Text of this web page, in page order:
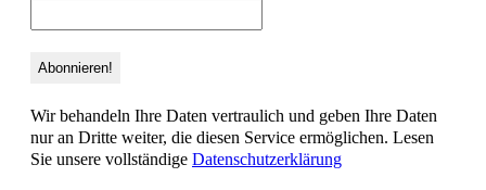
Wir behandeln Ihre Daten vertraulich und geben Ihre Daten
nur an Dritte weiter, die diesen Service ermöglichen. Lesen
Sie unsere vollständige Datenschutzerklärung